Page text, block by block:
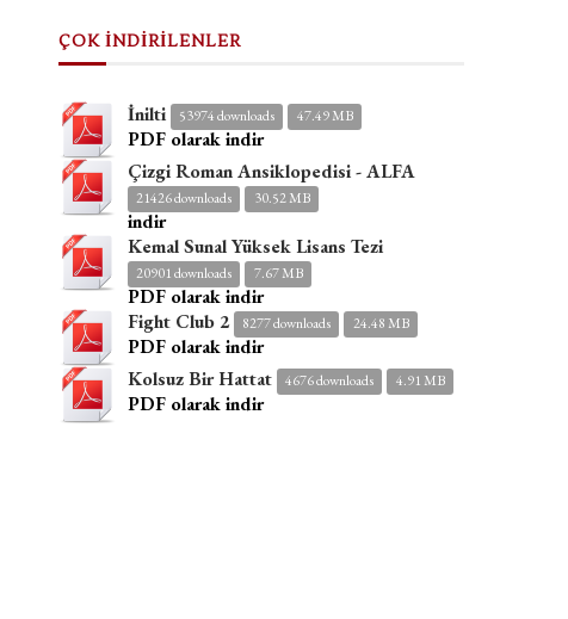
ÇOK İNDİRİLENLER
İnilti 53974 downloads 47.49 MB
PDF olarak indir
Çizgi Roman Ansiklopedisi - ALFA
21426 downloads 30.52 MB
indir
Kemal Sunal Yüksek Lisans Tezi
20901 downloads 7.67 MB
PDF olarak indir
Fight Club 2
8277 downloads 24.48 MB
PDF olarak indir
Kolsuz Bir Hattat
4676 downloads 4.91 MB
PDF olarak indir